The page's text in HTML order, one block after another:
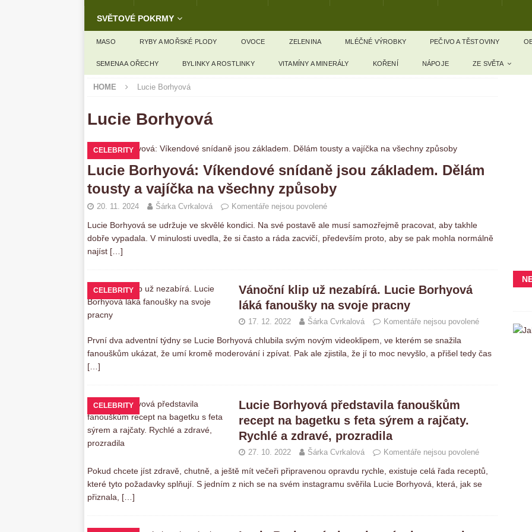
SVĚTOVÉ POKRMY
MASO RYBY A MOŘSKÉ PLODY OVOCE ZELENINA MLÉČNÉ VÝROBKY PEČIVO A TĚSTOVINY
SEMENA A OŘECHY BYLINKY A ROSTLINKY VITAMÍNY A MINERÁLY KOŘENÍ NÁPOJE ZE SVĚTA
HOME Lucie Borhyová
Lucie Borhyová
CELEBRITY
Lucie Borhyová: Víkendové snídaně jsou základem. Dělám
tousty a vajíčka na všechny způsoby
20. 11. 2024 Šárka Cvrkalová Komentáře nejsou povolené
Lucie Borhyová se udržuje ve skvělé kondici. Na své postavě ale musí samozřejmě pracovat, aby takhle
dobře vypadala. V minulosti uvedla, že si často a ráda zacvičí, především proto, aby se pak mohla normálně
najíst […]
CELEBRITY
Vánoční klip už nezabírá. Lucie Borhyová
láká fanoušky na svoje pracny
17. 12. 2022 Šárka Cvrkalová Komentáře nejsou povolené
První dva adventní týdny se Lucie Borhyová chlubila svým novým videoklipem, ve kterém se snažila
fanouškům ukázat, že umí kromě moderování i zpívat. Pak ale zjistila, že jí to moc nevyšlo, a přišel tedy čas
[…]
CELEBRITY
Lucie Borhyová představila fanouškům
recept na bagetku s feta sýrem a rajčaty.
Rychlé a zdravé, prozradila
27. 10. 2022 Šárka Cvrkalová Komentáře nejsou povolené
Pokud chcete jíst zdravě, chutně, a ještě mít večeři připravenou opravdu rychle, existuje celá řada receptů,
které tyto požadavky splňují. S jedním z nich se na svém instagramu svěřila Lucie Borhyová, která, jak se
přiznala, […]